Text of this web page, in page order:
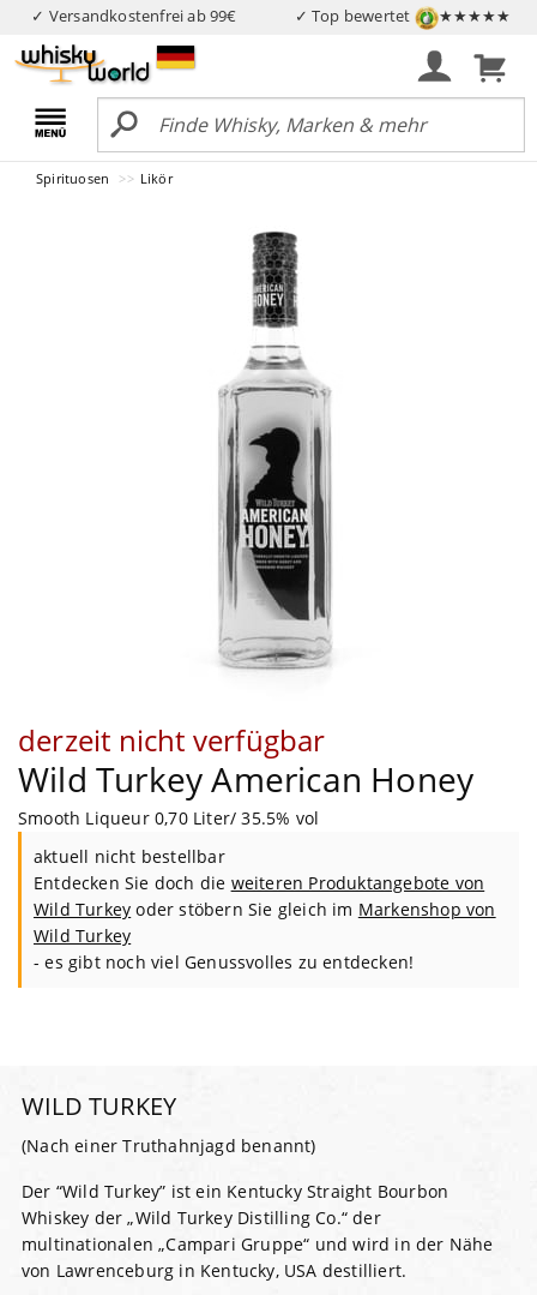
✓ Versandkostenfrei ab 99€ ✓ Top bewertet ★★★★★
Spirituosen Likör
derzeit nicht verfügbar
Wild Turkey American Honey
Smooth Liqueur 0,70 Liter/ 35.5% vol
aktuell nicht bestellbar
Entdecken Sie doch die weiteren Produktangebote von
Wild Turkey oder stöbern Sie gleich im Markenshop von
Wild Turkey
- es gibt noch viel Genussvolles zu entdecken!
WILD TURKEY
(Nach einer Truthahnjagd benannt)
Der “Wild Turkey” ist ein Kentucky Straight Bourbon
Whiskey der „Wild Turkey Distilling Co.“ der
multinationalen „Campari Gruppe“ und wird in der Nähe
von Lawrenceburg in Kentucky, USA destilliert.